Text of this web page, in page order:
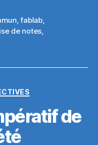
,fablab,
de notes,
de